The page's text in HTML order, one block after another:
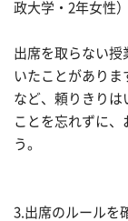
政大学・2年女性）
出席を取らない授
いたことがあり
など、頼りきりは
ことを忘れずに、
う。
3.出席のルールを